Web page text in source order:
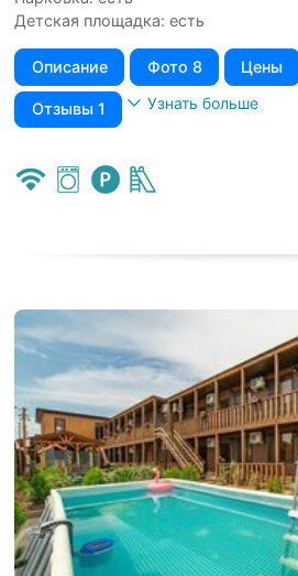
Детская площадка: есть
Описание Фото 8 Цены
Отзывы 1 Узнать больше